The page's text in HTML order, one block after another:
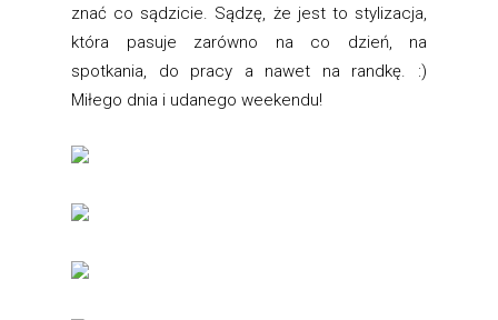
znać co sądzicie. Sądzę, że jest to stylizacja,
która pasuje zarówno na co dzień, na
spotkania, do pracy a nawet na randkę. :)
Miłego dnia i udanego weekendu!